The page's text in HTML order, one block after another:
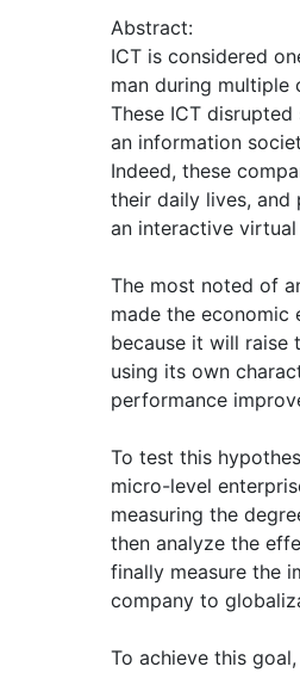
Abstract:
ICT is considered
man during multiple
These ICT
an information
Indeed, these
their daily lives,
an interactive
The most noted of
made the economic
because it will raise
using its own
performance
To test this
micro-level
measuring the
then analyze the
finally measure the
company to
To achieve this